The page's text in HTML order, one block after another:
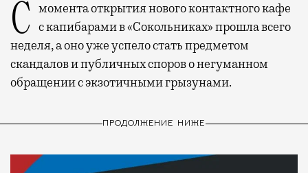
С момента открытия нового контактного кафе с капибарами в «Сокольниках» прошла всего
неделя, а оно уже успело стать предметом
скандалов и публичных споров о негуманном
обращении с экзотичными грызунами.
ПРОДОЛЖЕНИЕ НИЖЕ